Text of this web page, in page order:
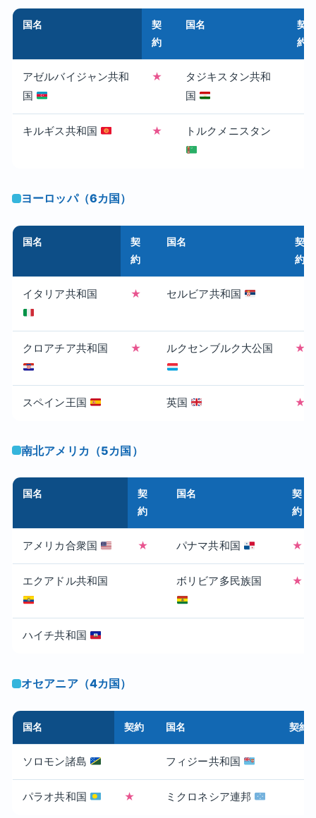
国名
契
約
国名
契
約
アゼルバイジャン共和
国
★
タジキスタン共和
国
キルギス共和国 ★ トルクメニスタン
ヨーロッパ（6カ国）
国名
契
約
国名
契
約
イタリア共和国 ★ セルビア共和国
クロアチア共和国 ★ ルクセンブルク大公国 ★
スペイン王国 英国 ★
南北アメリカ（5カ国）
国名
契
約
国名
契
約
アメリカ合衆国 ★ パナマ共和国 ★
エクアドル共和国 ボリビア多民族国 ★
ハイチ共和国
オセアニア（4カ国）
国名 契約 国名 契約
ソロモン諸島 フィジー共和国
パラオ共和国 ★ ミクロネシア連邦